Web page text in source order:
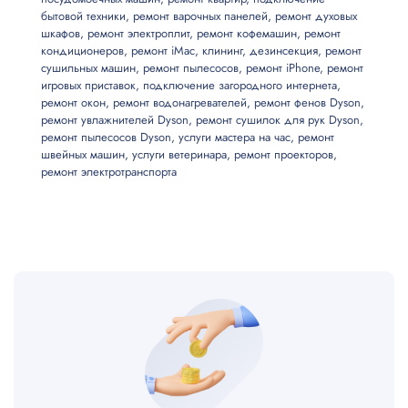
готовые коммуникации
Ремонт манжеты 300
Замена манжеты 1400
Замена устройства блокировки люка (УБЛ)
Вскрытие загрузочного люка (без ремонта)
бытовой техники, ремонт варочных панелей, ремонт духовых
шкафов, ремонт электроплит, ремонт кофемашин, ремонт
кондиционеров, ремонт iMac, клининг, дезинсекция, ремонт
сушильных машин, ремонт пылесосов, ремонт iPhone, ремонт
игровых приставок, подключение загородного интернета,
ремонт окон, ремонт водонагревателей, ремонт фенов Dyson,
ремонт увлажнителей Dyson, ремонт сушилок для рук Dyson,
ремонт пылесосов Dyson, услуги мастера на час, ремонт
швейных машин, услуги ветеринара, ремонт проекторов,
ремонт электротранспорта